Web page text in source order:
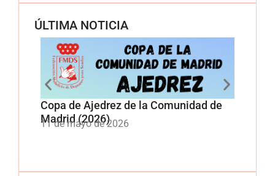
ÚLTIMA NOTICIA
Copa de Ajedrez de la Comunidad de
Madrid (2026)
11 de mayo de 2026